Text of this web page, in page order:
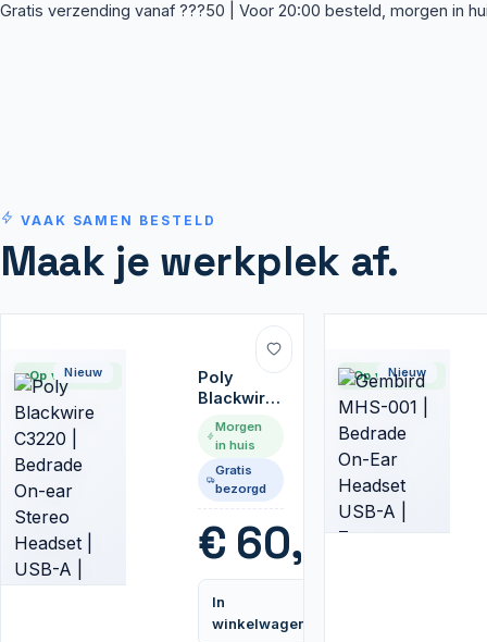
Gratis verzending vanaf ???50 | Voor 20:00 besteld, morgen in
VAAK SAMEN BESTELD
Maak je werkplek af.
Op voorraad
Nieuw
Poly
Blackwire
C3220 |
Bedrade
Stereo
Headset |
USB-A |
Zwart
Morgen
in huis
Gratis
bezorgd
€ 60,95
In
winkelwagen
Op voorraad
Nieuw